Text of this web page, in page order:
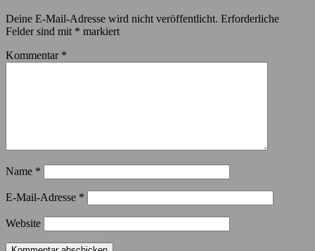
Deine E-Mail-Adresse wird nicht veröffentlicht. Erforderliche
Felder sind mit * markiert
Kommentar *
Name *
E-Mail-Adresse *
Website